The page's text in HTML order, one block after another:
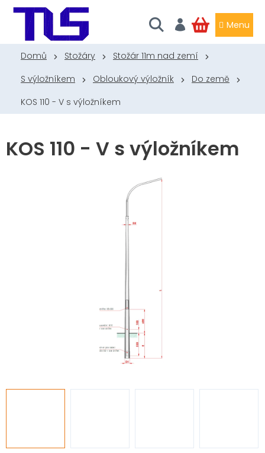
Přejít
NÁKUPNÍ
KOŠÍK
Domů Stožáry
Stožár 11m nad zemí
S výložníkem
Obloukový výložník
Do země
KOS 110 - V s výložníkem
KOS 110 - V s výložníkem